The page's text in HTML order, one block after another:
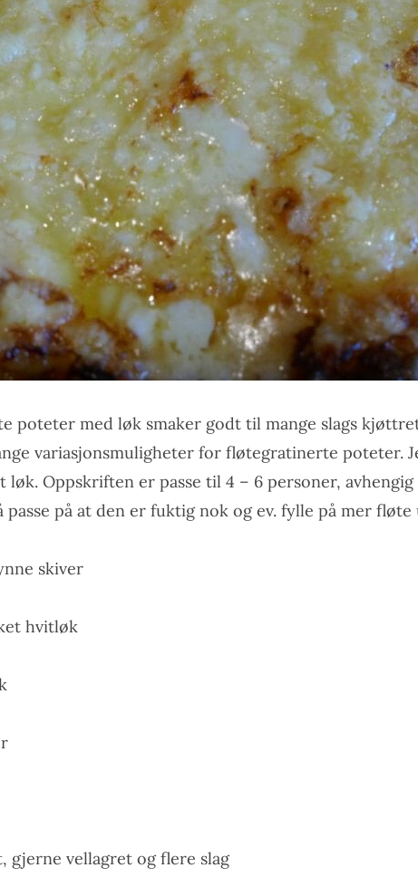
poteter med løk smaker godt til mange slags
variasjonsmuligheter for fløtegratinerte poteter.
løk. Oppskriften er passe til 4 – 6 personer,
passe på at den er fuktig nok og ev. fylle på mer fløte
skiver
hvitløk
gjerne vellagret og flere slag